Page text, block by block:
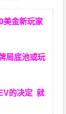
美金新玩家
局底池或玩
的决定就